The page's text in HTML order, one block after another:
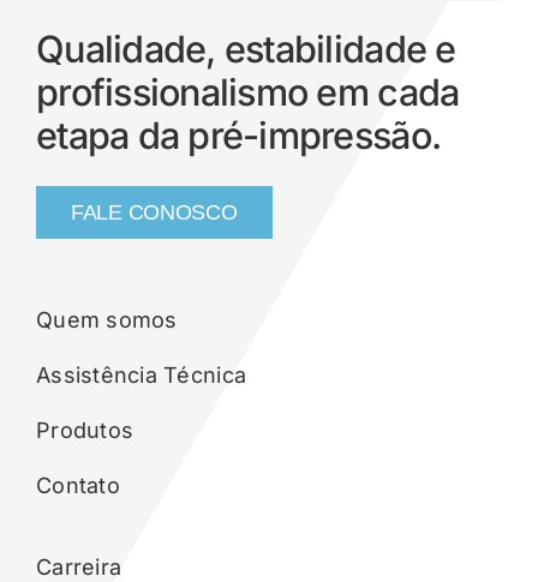
Qualidade, estabilidade e
profissionalismo em cada
etapa da pré-impressão.
FALE CONOSCO
Quem somos
Assistência Técnica
Produtos
Contato
Carreira